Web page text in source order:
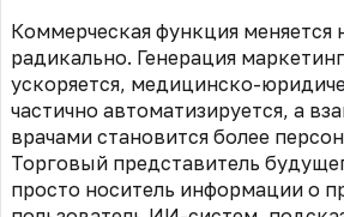
Коммерческая функция меняется
радикально. Генерация
ускоряется, медицинско-
частично автоматизируется, а
врачами становится более
Торговый представитель
просто носитель информации о